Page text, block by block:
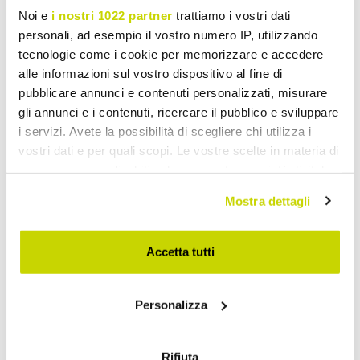
Noi e i nostri 1022 partner trattiamo i vostri dati
personali, ad esempio il vostro numero IP, utilizzando
tecnologie come i cookie per memorizzare e accedere
alle informazioni sul vostro dispositivo al fine di
pubblicare annunci e contenuti personalizzati, misurare
gli annunci e i contenuti, ricercare il pubblico e sviluppare
i servizi. Avete la possibilità di scegliere chi utilizza i
vostri dati e per quali scopi. Le vostre scelte in materia di
modificare o revocare il proprio consenso in qualsiasi
momento dalla Dichiarazione sui cookie o facendo clic
sull'icona di attivazione della privacy.
raccogliere informazioni sulla tua posizione
Mostra dettagli
Accetta tutti
Personalizza
Rifiuta